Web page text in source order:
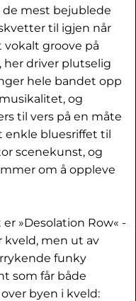
de mest bejublede
til igjen når
groove på
her driver plutselig
hele bandet opp
og
til vers på en måte
bluesriffet til
scenekunst, og
om å oppleve
»Desolation Row« -
kveld, men ut av
funky
som får både
byen i kveld: